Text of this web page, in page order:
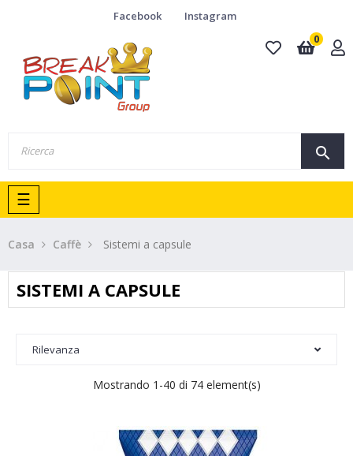
Facebook Instagram
search
0
navigazione
Toggle
☰
Casa Caffè Sistemi a capsule
SISTEMI A CAPSULE
Rilevanza
Mostrando 1-40 di 74 element(s)